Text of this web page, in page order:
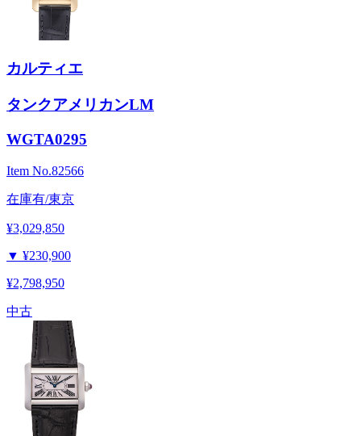
カルティエ
タンクアメリカンLM
WGTA0295
Item No.82566
在庫有/東京
¥3,029,850
▼ ¥230,900
¥2,798,950
中古